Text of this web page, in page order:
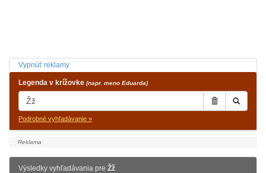
Vypnúť reklamy
Legenda v krížovke (napr. meno Eduarda)
Podrobné vyhľadávanie »
Výsledky vyhľadávania pre Žž